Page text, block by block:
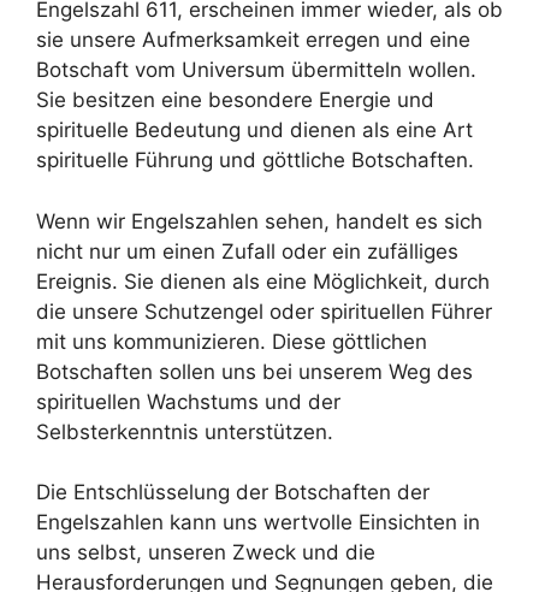
Engelszahl 611, erscheinen immer wieder, als ob
sie unsere Aufmerksamkeit erregen und eine
Botschaft vom Universum übermitteln wollen.
Sie besitzen eine besondere Energie und
spirituelle Bedeutung und dienen als eine Art
spirituelle Führung und göttliche Botschaften.
Wenn wir Engelszahlen sehen, handelt es sich
nicht nur um einen Zufall oder ein zufälliges
Ereignis. Sie dienen als eine Möglichkeit, durch
die unsere Schutzengel oder spirituellen Führer
mit uns kommunizieren. Diese göttlichen
Botschaften sollen uns bei unserem Weg des
spirituellen Wachstums und der
Selbsterkenntnis unterstützen.
Die Entschlüsselung der Botschaften der
Engelszahlen kann uns wertvolle Einsichten in
uns selbst, unseren Zweck und die
Herausforderungen und Segnungen geben, die